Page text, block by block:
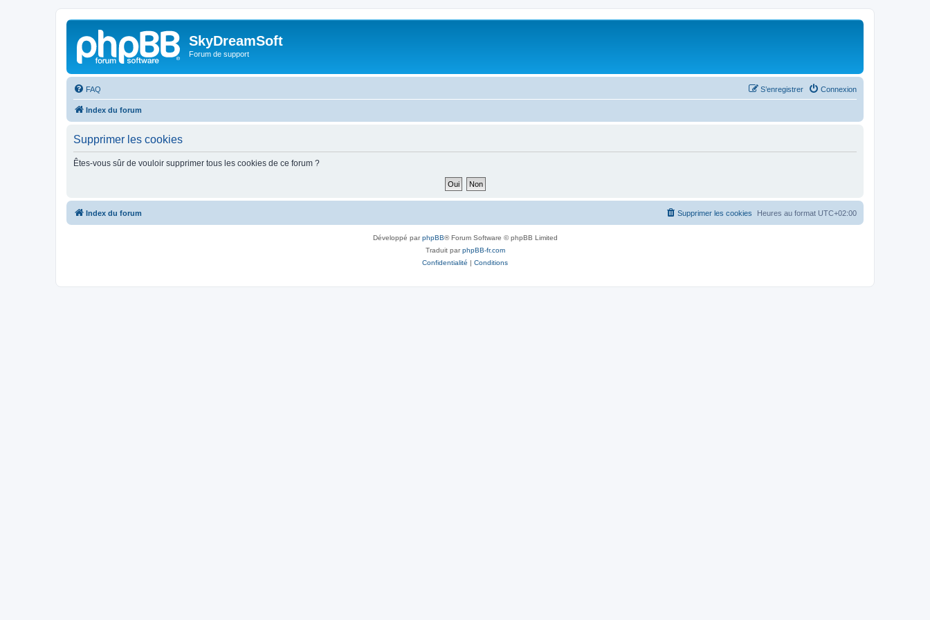
SkyDreamSoft
Forum de support
FAQ Connexion
S’enregistrer
Index du forum
Supprimer les cookies
Êtes-vous sûr de vouloir supprimer tous les cookies de ce forum ?
Index du forum Heures au format UTC+02:00
Supprimer les cookies
Développé parphpBB® Forum Software © phpBB Limited
Traduit parphpBB-fr.com
Confidentialité | Conditions